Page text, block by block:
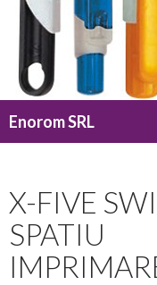
Enorom SRL
X-FIVE
SPATIU